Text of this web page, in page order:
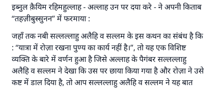
इब्नुल क़ैयिम रहिमहुल्लाह - अल्लाह उन पर दया करे - ने अपनी किताब
“तहज़ीबुस्सुनन” में फरमाया :
जहाँ तक नबी सल्लल्लाहु अलैहि व सल्लम के इस कथन का संबंध है कि
: “यात्रा में रोज़ा रखना पुण्य का कार्य नहीं है।”, तो यह एक विशिष्ट
व्यक्ति के बारे में वर्णन हुआ है जिसे अल्लाह के पैगंबर सल्लल्लाहु
अलैहि व सल्लम ने देखा कि उस पर छाया किया गया है और रोज़ा ने उसे
कष्ट में डाल दिया है, तो आप सल्लल्लाहु अलैहि व सल्लम ने यह बात
योगदान करें